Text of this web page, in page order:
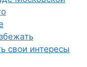
свои интересы